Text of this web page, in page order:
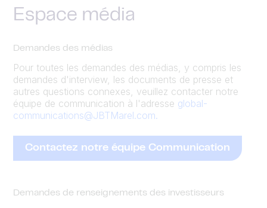
Espace média
Demandes des médias
Pour toutes les demandes des médias, y compris les
demandes d'interview, les documents de presse et
autres questions connexes, veuillez contacter notre
équipe de communication à l'adresse global-
communications@JBTMarel.com.
Contactez notre équipe Communication
Demandes de renseignements des investisseurs